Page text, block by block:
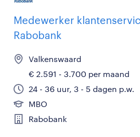
Medewerker
Rabobank
Valkenswaard
€ 2.591 - 3.700 per maand
24 - 36 uur, 3 - 5 dagen p.w.
MBO
Rabobank